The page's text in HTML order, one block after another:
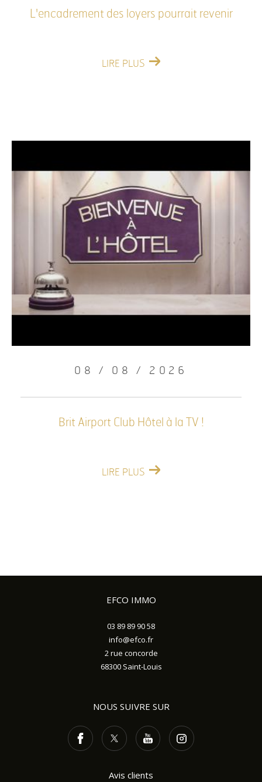
L'encadrement des loyers pourrait revenir
LIRE PLUS
08 / 08 / 2026
Brit Airport Club Hôtel à la TV !
LIRE PLUS
EFCO IMMO
03 89 89 90 58
info@efco.fr
2 rue concorde
68300
Saint-Louis
NOUS SUIVRE SUR
Avis clients